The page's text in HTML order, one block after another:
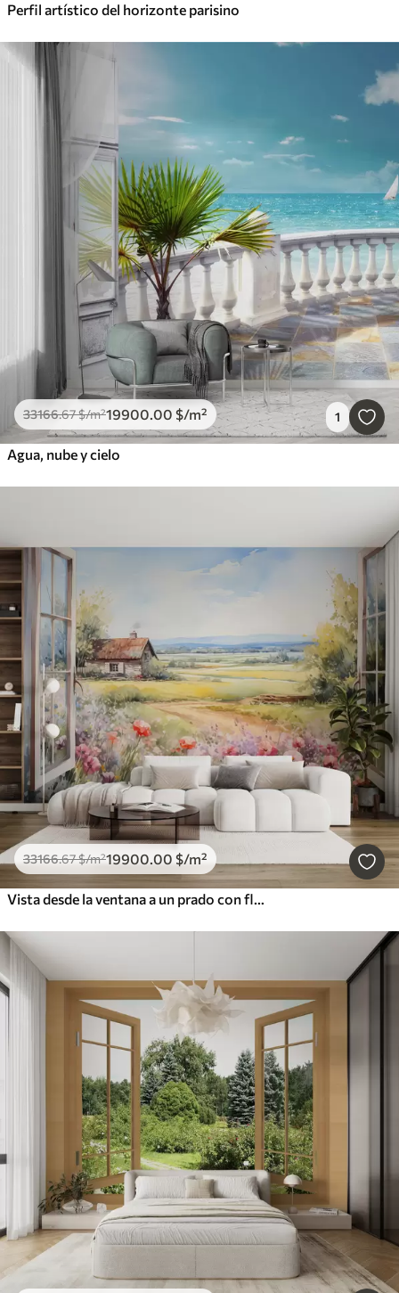
Perfil artístico del horizonte parisino
33166.67$/m²19900.00 $/m² 1
Agua, nube y cielo
33166.67$/m²19900.00 $/m²
Vista desde la ventana a un prado con flores y una casa rural acuarela